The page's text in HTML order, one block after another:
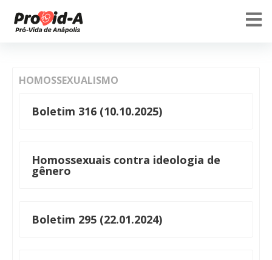
HOMOSSEXUALISMO
Boletim 316 (10.10.2025)
Homossexuais contra ideologia de
gênero
Boletim 295 (22.01.2024)